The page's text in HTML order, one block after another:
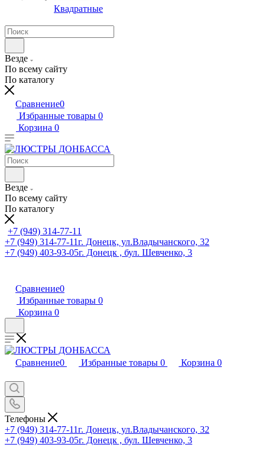
Квадратные
Везде
По всему сайту
По каталогу
Сравнение0
Избранные товары 0
Корзина 0
Везде
По всему сайту
По каталогу
+7 (949) 314-77-11
+7 (949) 314-77-11г. Донецк, ул.Владычанского, 32
+7 (949) 403-93-05г. Донецк , бул. Шевченко, 3
Сравнение0
Избранные товары 0
Корзина 0
Сравнение0 Избранные товары 0 Корзина 0
Телефоны
+7 (949) 314-77-11г. Донецк, ул.Владычанского, 32
+7 (949) 403-93-05г. Донецк , бул. Шевченко, 3